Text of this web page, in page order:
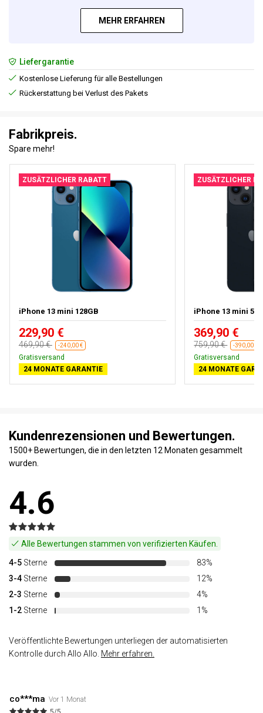
MEHR ERFAHREN
Liefergarantie
Kostenlose Lieferung für alle Bestellungen
Rückerstattung bei Verlust des Pakets
Fabrikpreis.
Spare mehr!
ZUSÄTZLICHER RABATT
iPhone 13 mini 128GB
229,90 €
469,90 € -240,00 €
Gratisversand
24 MONATE GARANTIE
ZUSÄTZLICHER
iPhone 13 mini
369,90 €
759,90 € -390,00 €
Gratisversand
24 MONATE
Kundenrezensionen und Bewertungen.
1500+ Bewertungen, die in den letzten 12 Monaten gesammelt
wurden.
4.6
Alle Bewertungen stammen von verifizierten Käufen.
4-5 Sterne
83%
3-4 Sterne
12%
2-3 Sterne
4%
1-2 Sterne 1%
Veröffentlichte Bewertungen unterliegen der automatisierten
Kontrolle durch Allo Allo. Mehr erfahren.
co***ma Vor 1 Monat